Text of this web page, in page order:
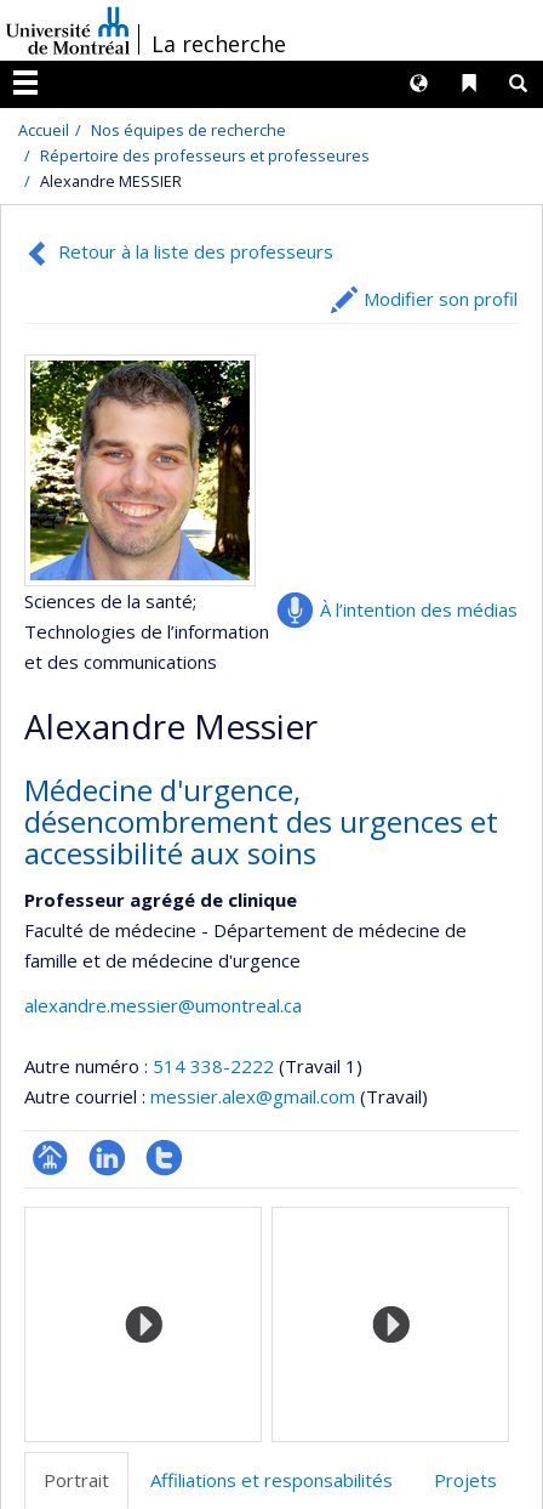
au
contenu
/La recherche
Menu
Liens
Langues
Accueil
Nos équipes de recherche
Répertoire des professeurs et professeures
Alexandre MESSIER
Retour à la liste des professeurs
Modifier son profil
À l’intention des médias
Sciences de la santé;
Technologies de l’information
et des communications
Alexandre Messier
Médecine d'urgence,
désencombrement des urgences et
accessibilité aux soins
Professeur agrégé de clinique
Faculté de médecine - Département de médecine de
famille et de médecine d'urgence
alexandre.messier@umontreal.ca
Autre numéro : 514 338-2222 (Travail 1)
Autre courriel : messier.alex@gmail.com (Travail)
Page LinkedInCompte
Médias
Portrait Affiliations et responsabilités Projets